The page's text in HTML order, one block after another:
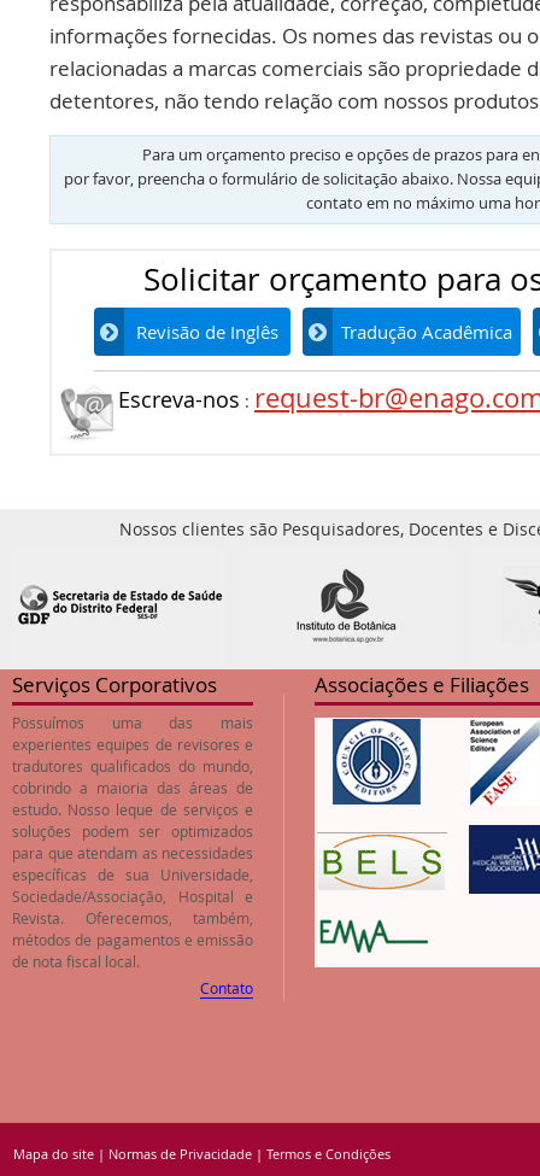
informações fornecidas. Os nomes das revistas ou
relacionadas a marcas comerciais são propriedade
detentores, não tendo relação com nossos
Para um orçamento preciso e opções de prazos para
por favor, preencha o formulário de solicitação abaixo. Nossa
contato em no máximo uma
Solicitar orçamento para
Revisão de Inglês Tradução Acadêmica
Escreva-nos : request-
Nossos clientes são Pesquisadores, Docentes e
Serviços Corporativos
Possuímos uma das mais
experientes equipes de revisores e
tradutores qualificados do mundo,
cobrindo a maioria das áreas de
estudo. Nosso leque de serviços e
soluções podem ser optimizados
para que atendam as necessidades
específicas de sua Universidade,
Sociedade/Associação, Hospital e
Revista. Oferecemos, também,
métodos de pagamentos e emissão
de nota fiscal local.
Contato
Associações e Filiações
Mapa do site | Normas de Privacidade | Termos e Condições